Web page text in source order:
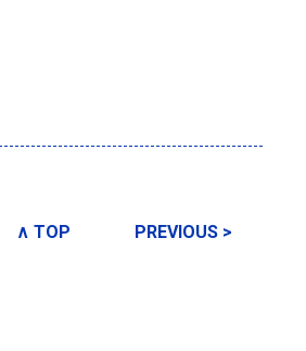
∧ TOP PREVIOUS >